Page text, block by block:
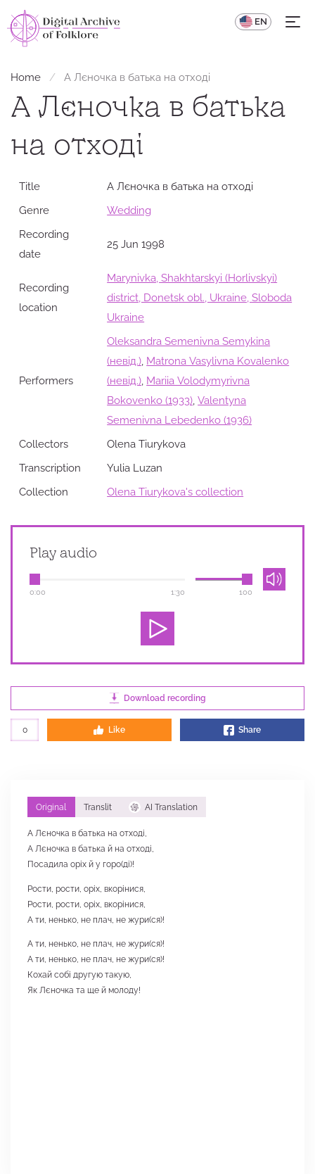
UA EN
Home А Лєночка в батька на отході
А Лєночка в батька
на отході
Title
А Лєночка в батька на отході
Genre
Wedding
Recording
date
25 Jun 1998
Recording
location
Marynivka, Shakhtarskyi (Horlivskyi)
district, Donetsk obl., Ukraine, Sloboda
Ukraine
Performers
Oleksandra Semenivna Semykina
(невід.) Matrona Vasylivna Kovalenko
(невід.) Mariia Volodymyrivna
Bokovenko (1933) ,Valentyna
Semenivna Lebedenko (1936)
Collectors
Olena Tiurykova
Transcription
Yulia Luzan
Collection
Оlena Tiurykova's collection
Play audio
0:00 1:30 100
Download recording
0 Like Share
Original Translit AI Translation
А Лєночка в батька на отході,
А Лєночка в батька й на отході,
Посадила оріх й у горо(ді)!
Рости, рости, оріх, вкорінися,
Рости, рости, оріх, вкорінися,
А ти, ненько, не плач, не жури(ся)!
А ти, ненько, не плач, не жури(ся)!
А ти, ненько, не плач, не жури(ся)!
Кохай собі другую такую,
Як Лєночка та ще й молоду!